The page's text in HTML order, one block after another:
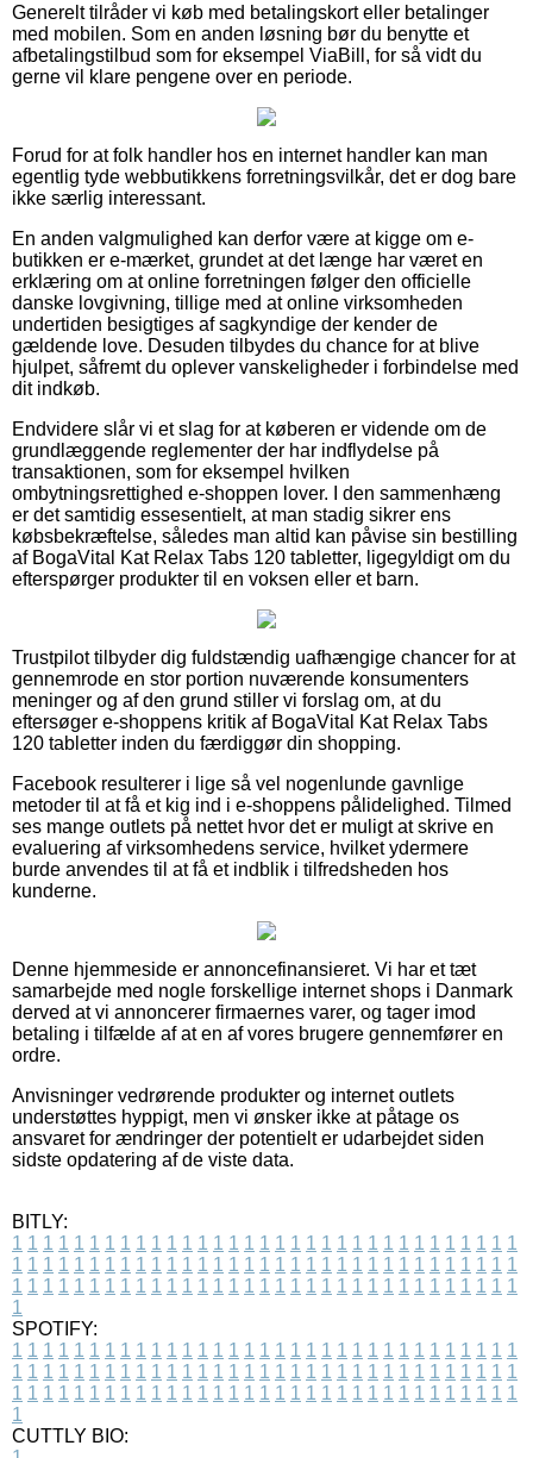
Generelt tilråder vi køb med betalingskort eller betalinger
med mobilen. Som en anden løsning bør du benytte et
afbetalingstilbud som for eksempel ViaBill, for så vidt du
gerne vil klare pengene over en periode.
Forud for at folk handler hos en internet handler kan man
egentlig tyde webbutikkens forretningsvilkår, det er dog bare
ikke særlig interessant.
En anden valgmulighed kan derfor være at kigge om e-
butikken er e-mærket, grundet at det længe har været en
erklæring om at online forretningen følger den officielle
danske lovgivning, tillige med at online virksomheden
undertiden besigtiges af sagkyndige der kender de
gældende love. Desuden tilbydes du chance for at blive
hjulpet, såfremt du oplever vanskeligheder i forbindelse med
dit indkøb.
Endvidere slår vi et slag for at køberen er vidende om de
grundlæggende reglementer der har indflydelse på
transaktionen, som for eksempel hvilken
ombytningsrettighed e-shoppen lover. I den sammenhæng
er det samtidig essesentielt, at man stadig sikrer ens
købsbekræftelse, således man altid kan påvise sin bestilling
af BogaVital Kat Relax Tabs 120 tabletter, ligegyldigt om du
efterspørger produkter til en voksen eller et barn.
Trustpilot tilbyder dig fuldstændig uafhængige chancer for at
gennemrode en stor portion nuværende konsumenters
meninger og af den grund stiller vi forslag om, at du
eftersøger e-shoppens kritik af BogaVital Kat Relax Tabs
120 tabletter inden du færdiggør din shopping.
Facebook resulterer i lige så vel nogenlunde gavnlige
metoder til at få et kig ind i e-shoppens pålidelighed. Tilmed
ses mange outlets på nettet hvor det er muligt at skrive en
evaluering af virksomhedens service, hvilket ydermere
burde anvendes til at få et indblik i tilfredsheden hos
kunderne.
Denne hjemmeside er annoncefinansieret. Vi har et tæt
samarbejde med nogle forskellige internet shops i Danmark
derved at vi annoncerer firmaernes varer, og tager imod
betaling i tilfælde af at en af vores brugere gennemfører en
ordre.
Anvisninger vedrørende produkter og internet outlets
understøttes hyppigt, men vi ønsker ikke at påtage os
ansvaret for ændringer der potentielt er udarbejdet siden
sidste opdatering af de viste data.
BITLY:
1 1 1 1 1 1 1 1 1 1 1 1 1 1 1 1 1 1 1 1 1 1 1 1 1 1 1 1 1 1 1 1 1
1 1 1 1 1 1 1 1 1 1 1 1 1 1 1 1 1 1 1 1 1 1 1 1 1 1 1 1 1 1 1 1 1
1 1 1 1 1 1 1 1 1 1 1 1 1 1 1 1 1 1 1 1 1 1 1 1 1 1 1 1 1 1 1 1 1
1
SPOTIFY:
1 1 1 1 1 1 1 1 1 1 1 1 1 1 1 1 1 1 1 1 1 1 1 1 1 1 1 1 1 1 1 1 1
1 1 1 1 1 1 1 1 1 1 1 1 1 1 1 1 1 1 1 1 1 1 1 1 1 1 1 1 1 1 1 1 1
1 1 1 1 1 1 1 1 1 1 1 1 1 1 1 1 1 1 1 1 1 1 1 1 1 1 1 1 1 1 1 1 1
1
CUTTLY BIO: